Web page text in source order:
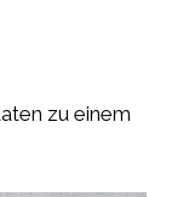
zu einem